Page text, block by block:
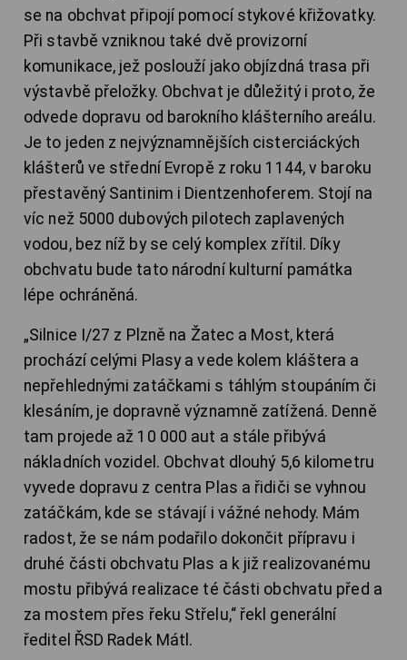
se na obchvat připojí pomocí stykové křižovatky.
Při stavbě vzniknou také dvě provizorní
komunikace, jež poslouží jako objízdná trasa při
výstavbě přeložky. Obchvat je důležitý i proto, že
odvede dopravu od barokního klášterního areálu.
Je to jeden z nejvýznamnějších cisterciáckých
klášterů ve střední Evropě z roku 1144, v baroku
přestavěný Santinim i Dientzenhoferem. Stojí na
víc než 5000 dubových pilotech zaplavených
vodou, bez níž by se celý komplex zřítil. Díky
obchvatu bude tato národní kulturní památka
lépe ochráněná.
„Silnice I/27 z Plzně na Žatec a Most, která
prochází celými Plasy a vede kolem kláštera a
nepřehlednými zatáčkami s táhlým stoupáním či
klesáním, je dopravně významně zatížená. Denně
tam projede až 10 000 aut a stále přibývá
nákladních vozidel. Obchvat dlouhý 5,6 kilometru
vyvede dopravu z centra Plas a řidiči se vyhnou
zatáčkám, kde se stávají i vážné nehody. Mám
radost, že se nám podařilo dokončit přípravu i
druhé části obchvatu Plas a k již realizovanému
mostu přibývá realizace té části obchvatu před a
za mostem přes řeku Střelu,“ řekl generální
ředitel ŘSD Radek Mátl.